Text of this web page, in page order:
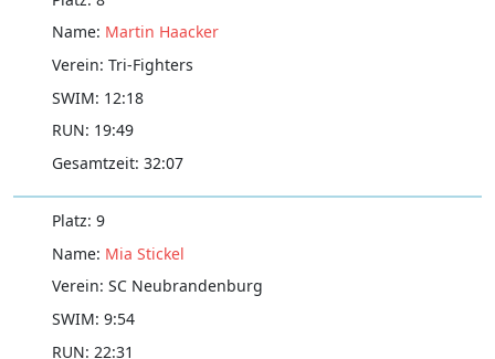
Martin Haacker
Tri-Fighters
12:18
19:49
32:07
9
Mia Stickel
SC Neubrandenburg
9:54
22:31